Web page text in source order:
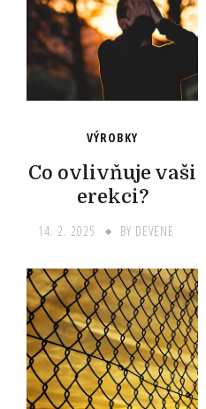
VÝROBKY
Co ovlivňuje vaši
erekci?
14. 2. 2025 BY DEVENE